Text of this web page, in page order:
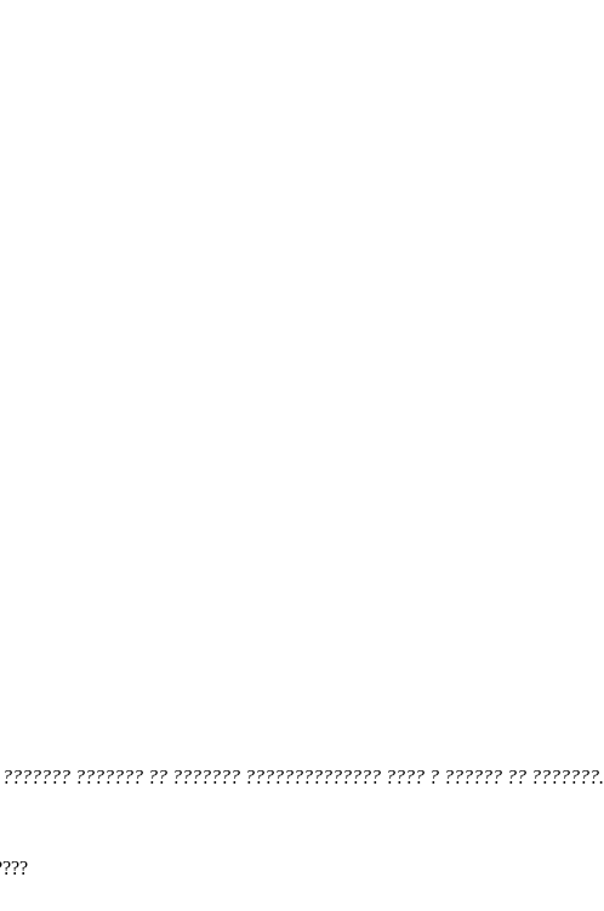
??????? ?? ??????? ?????????????? ???? ? ?????? ?? ???????.